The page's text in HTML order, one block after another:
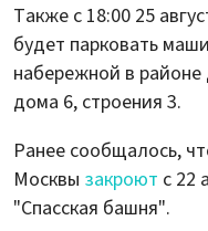
Также с 18:00 25
будет парковать
набережной в
дома 6, строения 3.
Ранее сообщалось,
Москвы закроют с 22
"Спасская башня".